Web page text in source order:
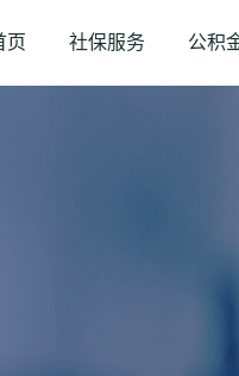
页 社保服务 公积